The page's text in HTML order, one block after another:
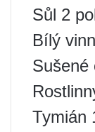
Sůl 2
Bílý
Sušené
Tymián